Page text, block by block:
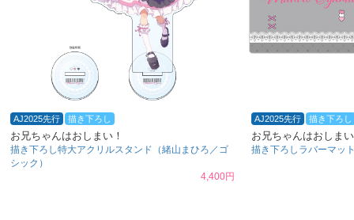
AJ2025先行 描き下ろし
お兄ちゃんはおしまい！
描き下ろし特大アクリルスタンド（緒山まひろ／ゴ
シック）
4,400円
AJ2025先行 描き下ろし
お兄ちゃんはおしま
描き下ろしラバーマッ